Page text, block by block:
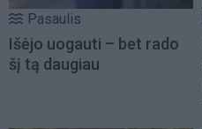
Pasaulis
Išėjo uogauti – bet rado
šį tą daugiau